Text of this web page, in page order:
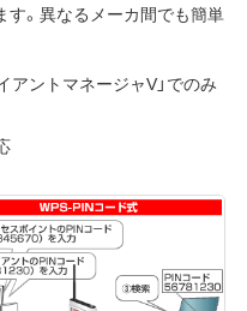
す。異なるメーカ間でも簡単
アントマネージャV」でのみ